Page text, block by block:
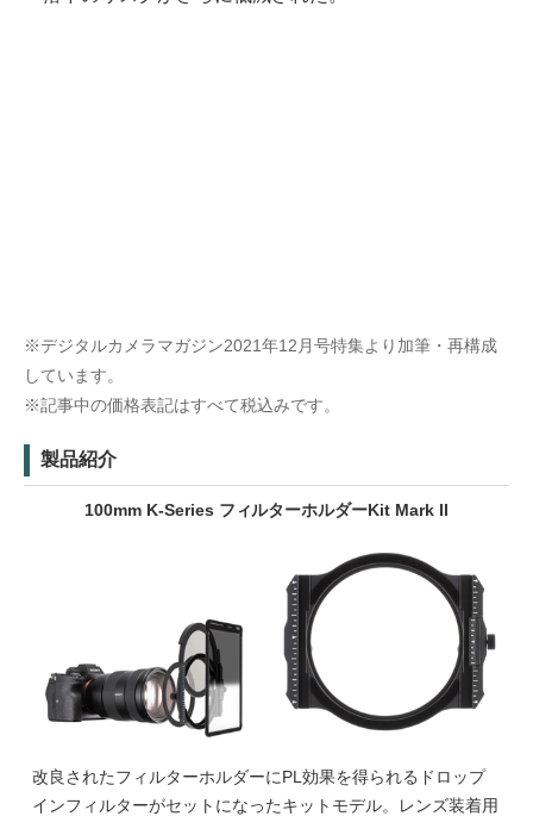
※デジタルカメラマガジン2021年12月号特集より加筆・再構成
しています。
※記事中の価格表記はすべて税込みです。
製品紹介
100mm K-Series フィルターホルダーKit Mark II
改良されたフィルターホルダーにPL効果を得られるドロップ
インフィルターがセットになったキットモデル。レンズ装着用